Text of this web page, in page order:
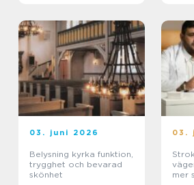
03. juni 2026
Belysning kyrka funktion,
trygghet och bevarad
skönhet
03.
mer